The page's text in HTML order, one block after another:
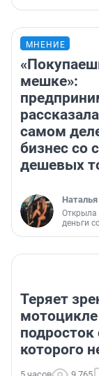
МНЕНИЕ
мешке»:
самом
бизнес со
дешевых
Открыла
деньги
Теряет
которого